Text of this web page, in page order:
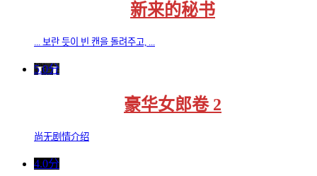
新来的秘书
... 보란 듯이 빈 캔을 돌려주고, ...
5.0分
豪华女郎卷 2
尚无剧情介绍
4.0分